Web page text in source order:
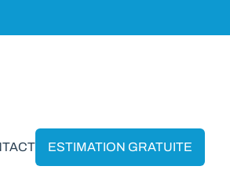
ESTIMATION GRATUITE